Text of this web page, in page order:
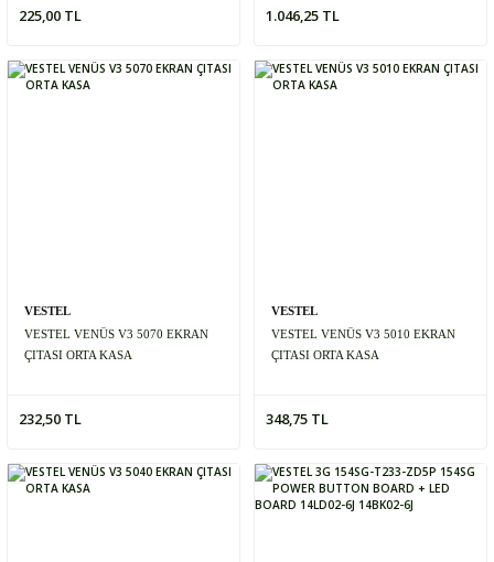
225,00 TL 1.046,25 TL
VESTEL
VESTEL VENÜS V3 5070 EKRAN
ÇITASI ORTA KASA
232,50 TL
VESTEL
VESTEL VENÜS V3 5010 EKRAN
ÇITASI ORTA KASA
348,75 TL